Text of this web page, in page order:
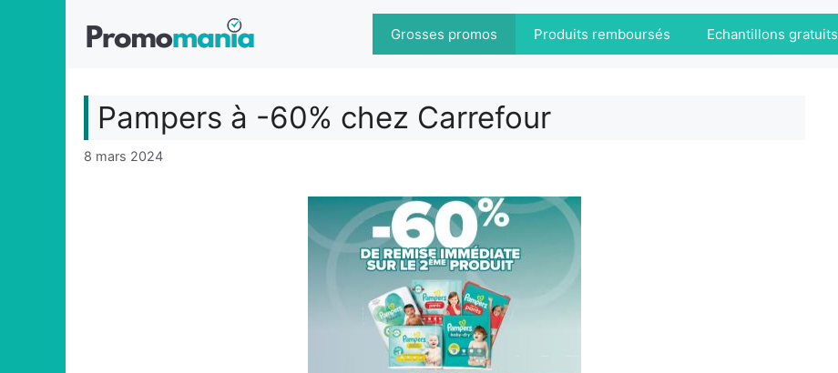
Grosses promos Produits remboursés Echantillons gratuits
Pampers à -60% chez Carrefour
8 mars 2024